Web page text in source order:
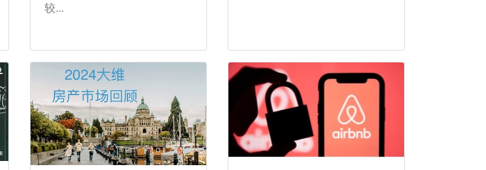
较...